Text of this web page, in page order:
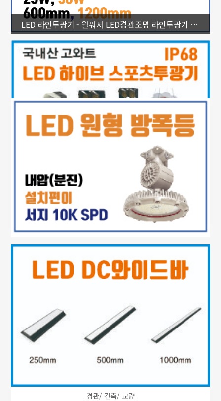
LED 라인투광기 - 월워셔 LED경관조명 라인투광기 외부조명 LED투광등
스포츠/ 대공간
하이브 스포츠 투광기 LED 스포츠 조명 175W 300W 450W 600W 750W 950W 1250W
경관/ 건축/ 교량